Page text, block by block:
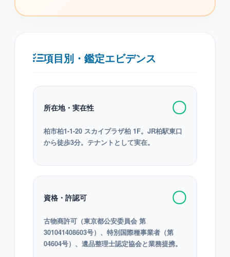
項目別・鑑定エビデンス
所在地・実在性 〇
柏市柏1-1-20 スカイプラザ柏 1F。JR柏駅東口
から徒歩3分。テナントとして実在。
資格・許認可 〇
古物商許可（東京都公安委員会 第
301041408603号）、特別国際種事業者（第
04604号）、遺品整理士認定協会と業務提携。